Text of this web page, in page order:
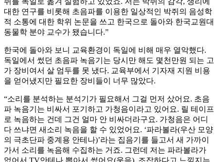
대한 연구를 비롯해 초음파를 이용한 일상적인 박쥐의 음성학
적 소통에 대한 학위 논문을 쓰고 한국으로 돌아와 한국교원대
동물학 분야 교수가 됐습니다.”
한국에 돌아와 보니 교육환경이 독일에 비해 매우 열악했다.
독일에서 썼던 초음파 녹음기는 당시만 해도 몇천만원 되는 고
가 장비여서 살 엄두를 못 냈다. 교육부에서 기자재 지원 비용
을 얻어냈지만 필요한 장비들이 너무 많았다.
“소리를 분석하는 분석기가 필요해서 그걸 먼저 샀어요. 초음
파 녹음기는 비싸서 포기하고 가청음이라고 있어요. 릴 테이프
로 녹음하는 건데 그건 얼마 안 비싸더라구요. 가청음은 어디
다 쓰냐면 새소리 녹음을 할 수 있었어요. ‘파라볼라(우산 모양
의 극초단파 중계용 안테나)’라는 집음기를 들고서 새 가까이
가서 소리를 녹음해 수집하는 거죠. 그런데 저는 파라볼라가